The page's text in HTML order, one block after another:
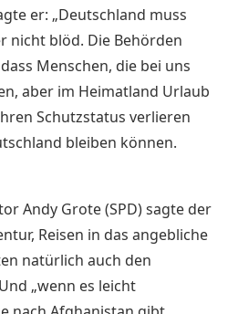
er: „Deutschland muss
nicht blöd. Die Behörden
Menschen, die bei uns
aber im Heimatland Urlaub
Schutzstatus verlieren
bleiben können.
Andy Grote (SPD) sagte der
Reisen in das angebliche
natürlich auch den
„wenn es leicht